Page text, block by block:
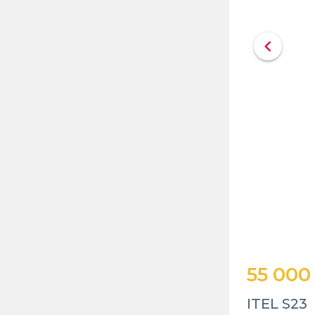
chevron_left
55 000
ITEL S23